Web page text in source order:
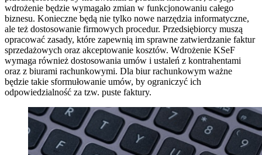
wdrożenie będzie wymagało zmian w funkcjonowaniu całego
biznesu. Konieczne będą nie tylko nowe narzędzia informatyczne,
ale też dostosowanie firmowych procedur. Przedsiębiorcy muszą
opracować zasady, które zapewnią im sprawne zatwierdzanie faktur
sprzedażowych oraz akceptowanie kosztów. Wdrożenie KSeF
wymaga również dostosowania umów i ustaleń z kontrahentami
oraz z biurami rachunkowymi. Dla biur rachunkowym ważne
będzie takie sformułowanie umów, by ograniczyć ich
odpowiedzialność za tzw. puste faktury.